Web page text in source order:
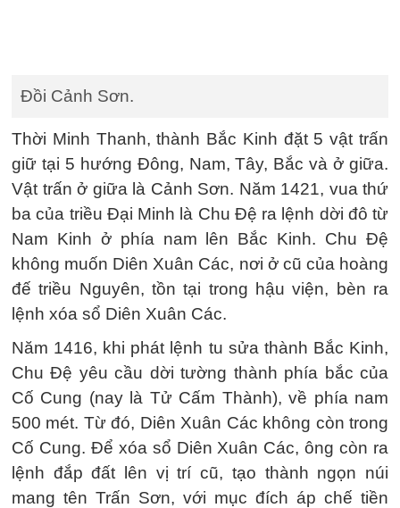
Đồi Cảnh Sơn.
Thời Minh Thanh, thành Bắc Kinh đặt 5 vật trấn
giữ tại 5 hướng Đông, Nam, Tây, Bắc và ở giữa.
Vật trấn ở giữa là Cảnh Sơn. Năm 1421, vua thứ
ba của triều Đại Minh là Chu Đệ ra lệnh dời đô từ
Nam Kinh ở phía nam lên Bắc Kinh. Chu Đệ
không muốn Diên Xuân Các, nơi ở cũ của hoàng
đế triều Nguyên, tồn tại trong hậu viện, bèn ra
lệnh xóa sổ Diên Xuân Các.
Năm 1416, khi phát lệnh tu sửa thành Bắc Kinh,
Chu Đệ yêu cầu dời tường thành phía bắc của
Cố Cung (nay là Tử Cấm Thành), về phía nam
500 mét. Từ đó, Diên Xuân Các không còn trong
Cố Cung. Để xóa sổ Diên Xuân Các, ông còn ra
lệnh đắp đất lên vị trí cũ, tạo thành ngọn núi
mang tên Trấn Sơn, với mục đích áp chế tiền